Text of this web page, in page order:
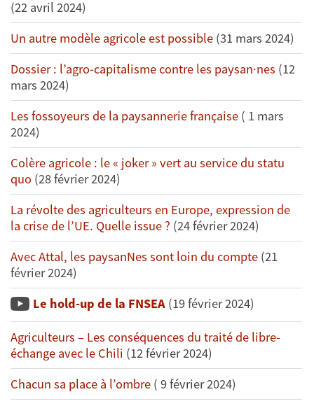
(22 avril 2024)
Un autre modèle agricole est possible (31 mars 2024)
Dossier : l’agro-capitalisme contre les paysan·nes (12
mars 2024)
Les fossoyeurs de la paysannerie française ( 1 mars
2024)
Colère agricole : le « joker » vert au service du statu
quo (28 février 2024)
La révolte des agriculteurs en Europe, expression de
la crise de l’UE. Quelle issue ? (24 février 2024)
Avec Attal, les paysanNes sont loin du compte (21
février 2024)
Le hold-up de la FNSEA (19 février 2024)
Agriculteurs – Les conséquences du traité de libre-
échange avec le Chili (12 février 2024)
Chacun sa place à l’ombre ( 9 février 2024)